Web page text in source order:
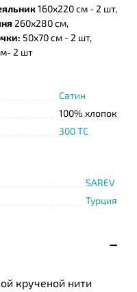
160х220 см - 2 шт,
260х280 см,
50х70 см - 2 шт,
2 шт
Сатин
100% хлопок
300 TC
SAREV
Турция
крученой нити